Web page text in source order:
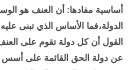
أساسية مفادها: أن العنف هو
الدولة،فما الأساس الذي تبنى
القول أن كل دولة تقوم على
عن دولة الحق القائمة على أسس